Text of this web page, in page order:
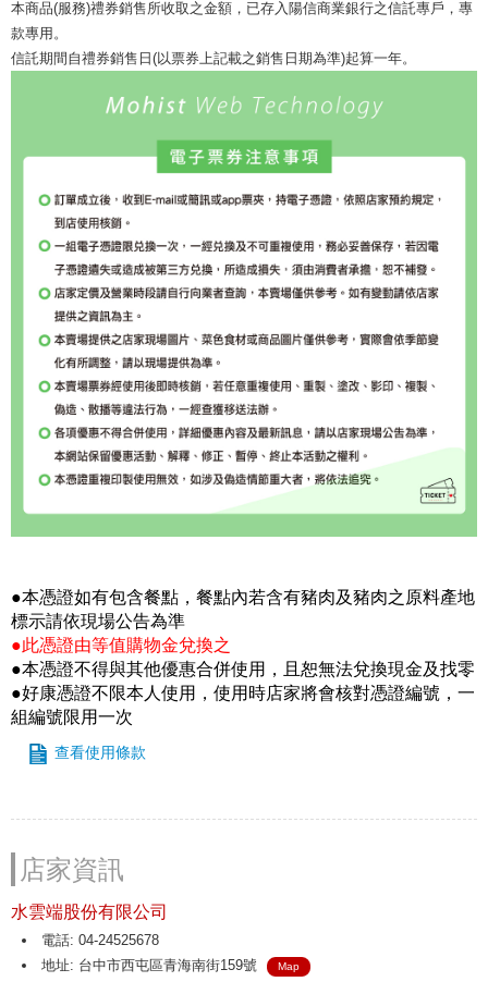
本商品(服務)禮券銷售所收取之金額，已存入陽信商業銀行之信託專戶，專
款專用。
信託期間自禮券銷售日(以票券上記載之銷售日期為準)起算一年。
●本憑證如有包含餐點，餐點內若含有豬肉及豬肉之原料產地
標示請依現場公告為準
●此憑證由等值購物金兌換之
●本憑證不得與其他優惠合併使用，且恕無法兌換現金及找零
●好康憑證不限本人使用，使用時店家將會核對憑證編號，一
組編號限用一次
查看使用條款
店家資訊
水雲端股份有限公司
電話: 04-24525678
地址: 台中市西屯區青海南街159號
Map